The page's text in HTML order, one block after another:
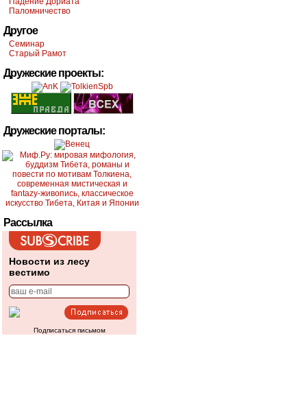
Паломничество
Другое
Семинар
Старый Рамот
Дружеские проекты:
Дружеские порталы:
Рассылка
Новости из лесу
вестимо
Подписаться письмом